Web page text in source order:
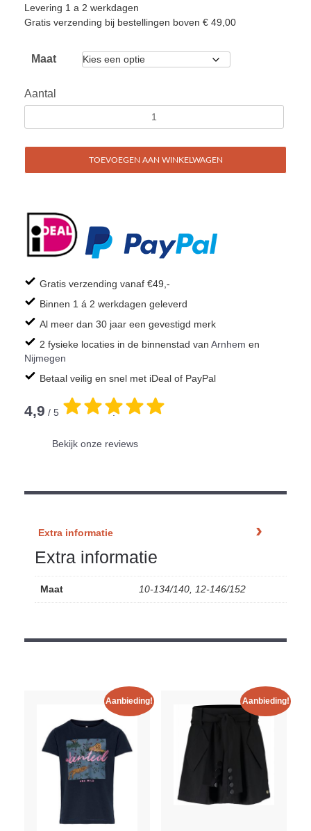
Levering 1 a 2 werkdagen
Gratis verzending bij bestellingen boven € 49,00
Maat
Aantal
TOEVOEGEN AAN WINKELWAGEN
Gratis verzending vanaf €49,-
Binnen 1 á 2 werkdagen geleverd
Al meer dan 30 jaar een gevestigd merk
2 fysieke locaties in de binnenstad van Arnhem en
Nijmegen
Betaal veilig en snel met iDeal of PayPal
4,9 / 5 .
Bekijk onze reviews
Extra informatie
Extra informatie
Maat 10-134/140, 12-146/152
Aanbieding! Aanbieding!